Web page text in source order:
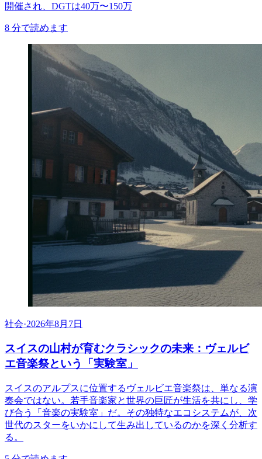
開催され、DGTは40万〜150万
8 分で読めます
社会·2026年8月7日
スイスの山村が育むクラシックの未来：ヴェルビ
エ音楽祭という「実験室」
スイスのアルプスに位置するヴェルビエ音楽祭は、単なる演
奏会ではない。若手音楽家と世界の巨匠が生活を共にし、学
び合う「音楽の実験室」だ。その独特なエコシステムが、次
世代のスターをいかにして生み出しているのかを深く分析す
る。